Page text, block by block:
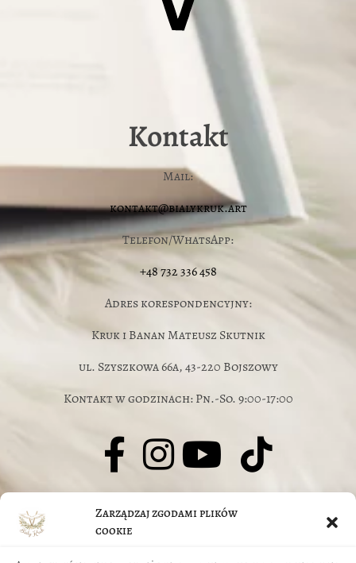
Zarządzaj zgodami plików
cookie
Kontakt
Mail:
kontakt@bialykruk.art
Telefon/WhatsApp:
+48 732 336 458
Adres korespondencyjny:
Kruk i Banan Mateusz Skutnik
ul. Szyszkowa 66a, 43-220 Bojszowy
Kontakt w godzinach: Pn.-So. 9:00-17:00
© J.Jarczyk-Skutnik, M.Skutnik 2026